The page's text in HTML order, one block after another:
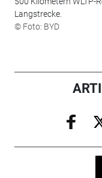
Langstrecke.
© Foto: BYD